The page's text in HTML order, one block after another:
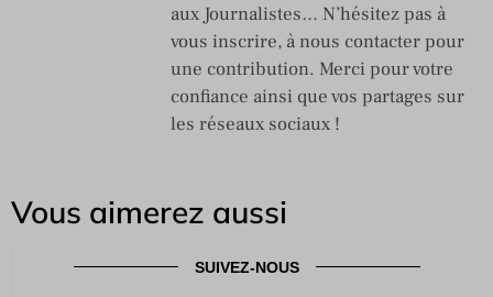
aux Journalistes… N’hésitez pas à
vous inscrire, à nous contacter pour
une contribution. Merci pour votre
confiance ainsi que vos partages sur
les réseaux sociaux !
Vous aimerez aussi
SUIVEZ-NOUS